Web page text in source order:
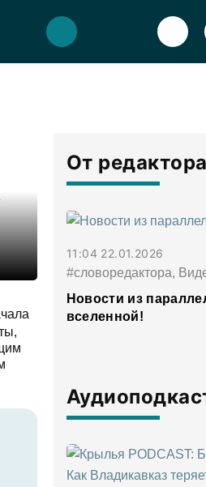
От редактора
11:04 22.01.2026
#словоредактора,
Новости из
вселенной!